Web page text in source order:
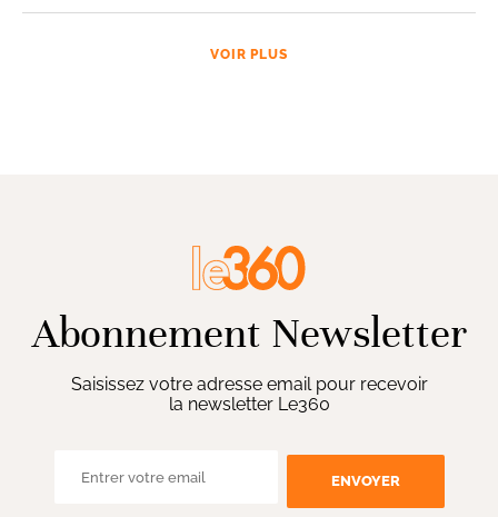
VOIR PLUS
Abonnement Newsletter
Saisissez votre adresse email pour recevoir
la newsletter Le360
ENVOYER